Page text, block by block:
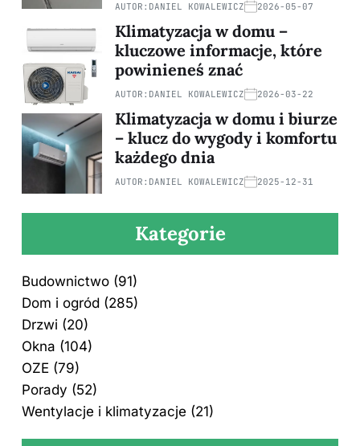
AUTOR: DANIEL KOWALEWICZ 2026-05-07
Klimatyzacja w domu –
kluczowe informacje, które
powinieneś znać
AUTOR: DANIEL KOWALEWICZ 2026-03-22
Klimatyzacja w domu i biurze
– klucz do wygody i komfortu
każdego dnia
AUTOR: DANIEL KOWALEWICZ 2025-12-31
Kategorie
Budownictwo (91)
Dom i ogród (285)
Drzwi (20)
Okna (104)
OZE (79)
Porady (52)
Wentylacje i klimatyzacje (21)